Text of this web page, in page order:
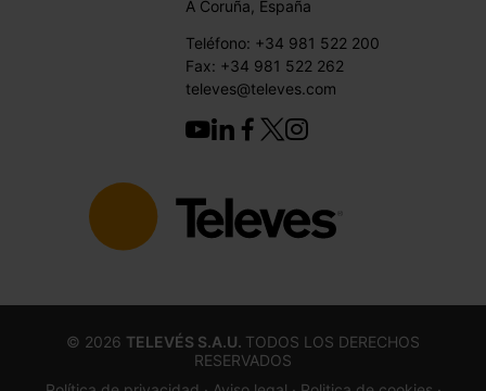
A Coruña, España
Teléfono: +34 981 522 200
Fax: +34 981 522 262
televes@televes.com
© 2026 TELEVÉS S.A.U. TODOS LOS DERECHOS
RESERVADOS